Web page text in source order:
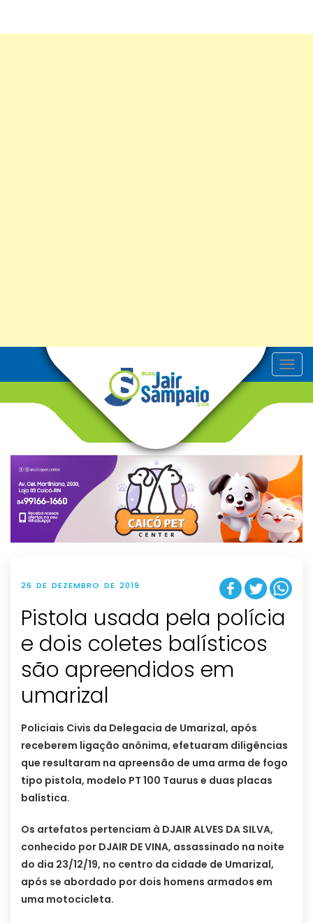
T
o
v
g
t
i
o
n
26 DE DEZEMBRO DE 2019
Pistola usada pela polícia
e dois coletes balísticos
são apreendidos em
umarizal
Policiais Civis da Delegacia de Umarizal, após
receberem ligação anônima, efetuaram diligências
que resultaram na apreensão de uma arma de fogo
tipo pistola, modelo PT 100 Taurus e duas placas
balística.
Os artefatos pertenciam à DJAIR ALVES DA SILVA,
conhecido por DJAIR DE VINA, assassinado na noite
do dia 23/12/19, no centro da cidade de Umarizal,
após se abordado por dois homens armados em
uma motocicleta.